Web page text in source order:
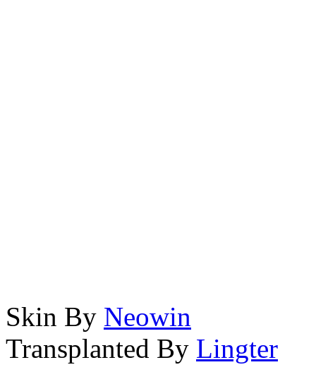
Skin By Neowin
Transplanted By Lingter